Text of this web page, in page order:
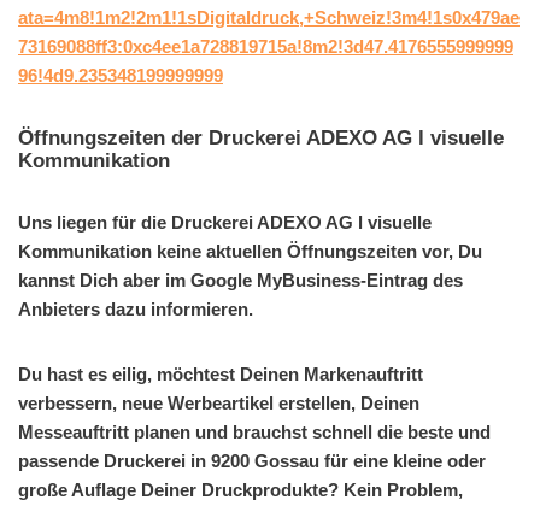
ata=4m8!1m2!2m1!1sDigitaldruck,+Schweiz!3m4!1s0x479ae
73169088ff3:0xc4ee1a728819715a!8m2!3d47.4176555999999
96!4d9.235348199999999
Öffnungszeiten der Druckerei ADEXO AG l visuelle
Kommunikation
Uns liegen für die Druckerei ADEXO AG l visuelle
Kommunikation keine aktuellen Öffnungszeiten vor, Du
kannst Dich aber im Google MyBusiness-Eintrag des
Anbieters dazu informieren.
Du hast es eilig, möchtest Deinen Markenauftritt
verbessern, neue Werbeartikel erstellen, Deinen
Messeauftritt planen und brauchst schnell die beste und
passende Druckerei in 9200 Gossau für eine kleine oder
große Auflage Deiner Druckprodukte? Kein Problem,